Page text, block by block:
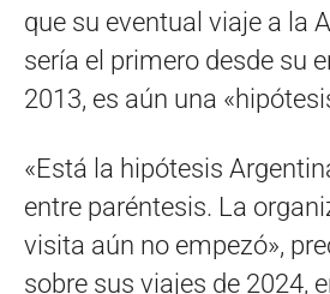
que su eventual viaje a la
sería el primero desde su
2013, es aún una
«Está la hipótesis
entre paréntesis. La
visita aún no empezó»,
sobre sus viajes de 2024,